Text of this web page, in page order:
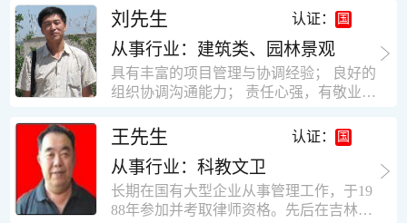
方。1987至1981988年爱聘于郑州市荥阳
第二建筑公司，任郑州市天然气公司基地
建设项目施工员。该项目有15层办公楼及
裙楼一栋8000平方。框架结构。住宅楼4
栋16000平方，6层砖混结构。1989年至19
术负责人，该项目为水泥生产线，该项目
有圆形连体熟料仓12，每个直径9米高41
米，砖混结构，皮带运输走廊一个，框架
结构长185米，高5.2米的框架结构。1991
年调入新乡市新营建筑公司历任：七里三
识，能够合理高效的做好企业内部管理和
人员结构调整；具有大型工程及房地产公
司管理经验，以及公关的能力和商务谈判
能力。 ? 自认为是个有良好职业道德、有
责任心、有敬业精神，能承受巨大工作压
力的职业经理人！……
员、理事。高级工程师，执业药师，中国
药学会高级会员。享受国务院津贴专家。
丙戊酸镁缓释片及其制备工艺国家发明专
利人。
刘先生 认证：
从事行业：建筑类、园林景观
具有丰富的项目管理与协调经验； 良好的
组织协调沟通能力； 责任心强，有敬业创
闭路电视监控系统、防盗报警系统、门禁
一卡通系统、停车场管理系统、巡更系
统、远程抄表系统等相关系统主流产品，
有较强的售前技术支持能力，并具有较丰
富的设备调试经验； 能独立完成系统集成
王先生 认证：
从事行业：科教文卫
长期在国有大型企业从事管理工作，于19
88年参加并考取律师资格。先后在吉林油